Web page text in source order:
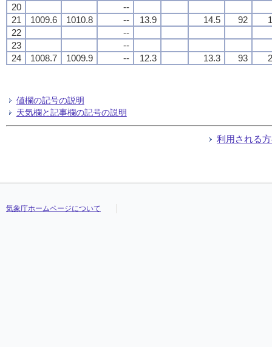
20
--
21
1009.6 1010.8 -- 13.9 14.5 92
22
--
23
--
24
1008.7 1009.9 -- 12.3 13.3 93
値欄の記号の説明
天気欄と記事欄の記号の説明
利用される
気象庁ホームページについて